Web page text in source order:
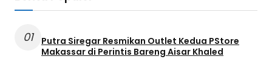
01
Putra Siregar Resmikan Outlet Kedua PStore
Makassar di Perintis Bareng Aisar Khaled